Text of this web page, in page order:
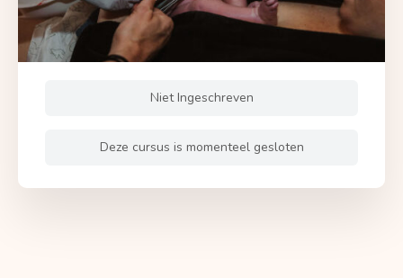
Niet Ingeschreven
Deze cursus is momenteel gesloten